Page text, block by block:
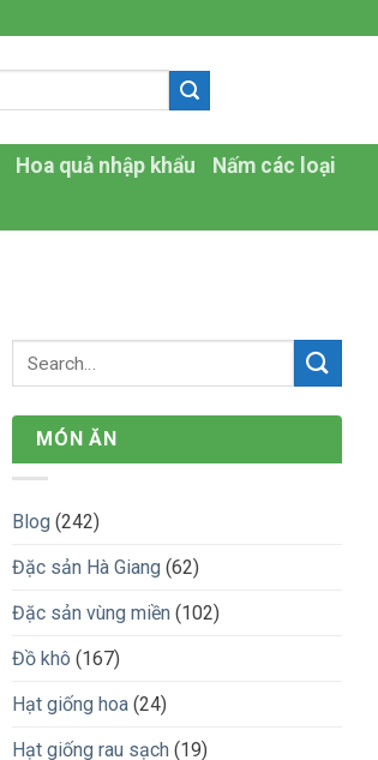
Hoa quả nhập khẩu
Nấm các loại
MÓN ĂN
Blog (242)
Đặc sản Hà Giang (62)
Đặc sản vùng miền (102)
Đồ khô (167)
Hạt giống hoa (24)
Hạt giống rau sạch (19)